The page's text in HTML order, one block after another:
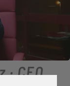
CEO